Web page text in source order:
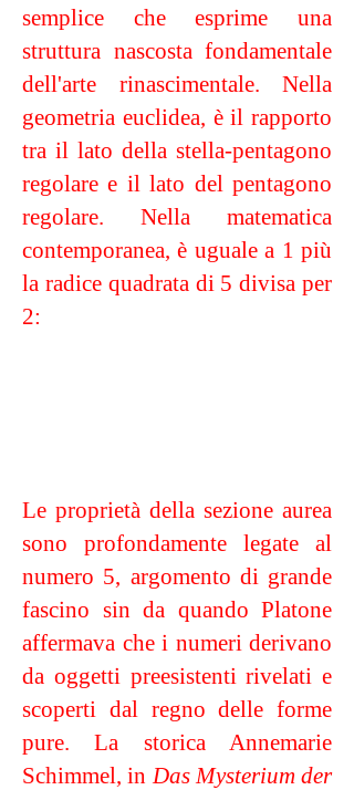
semplice che esprime una
struttura nascosta fondamentale
dell'arte rinascimentale. Nella
geometria euclidea, è il rapporto
tra il lato della stella-pentagono
regolare e il lato del pentagono
regolare. Nella matematica
contemporanea, è uguale a 1 più
la radice quadrata di 5 divisa per
2:
Le proprietà della sezione aurea
sono profondamente legate al
numero 5, argomento di grande
fascino sin da quando Platone
affermava che i numeri derivano
da oggetti preesistenti rivelati e
scoperti dal regno delle forme
pure. La storica Annemarie
Schimmel, inDas Mysterium der